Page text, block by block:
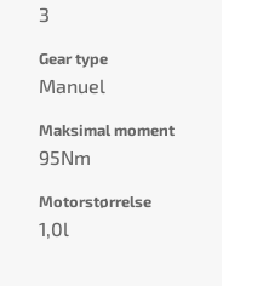
3
Gear type
Manuel
Maksimal moment
95Nm
Motorstørrelse
1,0l